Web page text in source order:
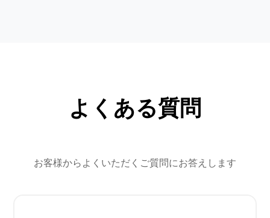
よくある質問
お客様からよくいただくご質問にお答えします